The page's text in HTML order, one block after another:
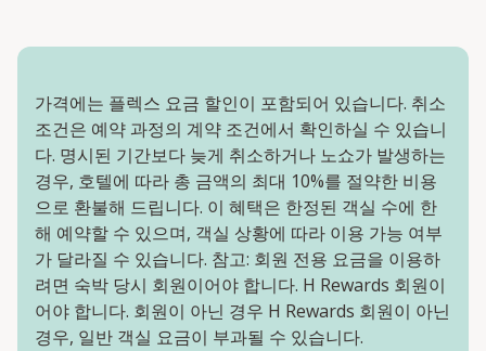
가격에는 플렉스 요금 할인이 포함되어 있습니다. 취소
조건은 예약 과정의 계약 조건에서 확인하실 수 있습니
다. 명시된 기간보다 늦게 취소하거나 노쇼가 발생하는
경우, 호텔에 따라 총 금액의 최대 10%를 절약한 비용
으로 환불해 드립니다. 이 혜택은 한정된 객실 수에 한
해 예약할 수 있으며, 객실 상황에 따라 이용 가능 여부
가 달라질 수 있습니다. 참고: 회원 전용 요금을 이용하
려면 숙박 당시 회원이어야 합니다. H Rewards 회원이
어야 합니다. 회원이 아닌 경우 H Rewards 회원이 아닌
경우, 일반 객실 요금이 부과될 수 있습니다.